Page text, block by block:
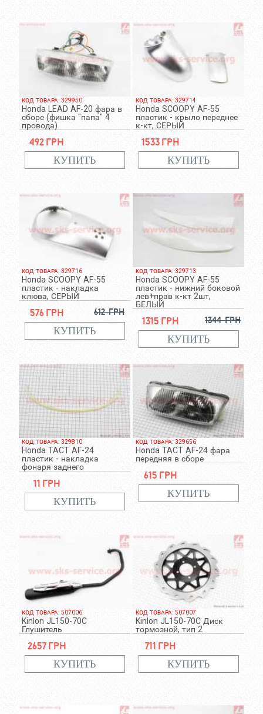
КОД ТОВАРА: 329950
Honda LEAD AF-20 фара в
сборе (фишка "папа" 4
провода)
492 грн
КОД ТОВАРА: 329714
Honda SCOOPY AF-55
пластик - крыло переднее
к-кт, СЕРЫЙ
1533 грн
КОД ТОВАРА: 329716
Honda SCOOPY AF-55
пластик - накладка
клюва, СЕРЫЙ
576 грн 612 грн
КОД ТОВАРА: 329713
Honda SCOOPY AF-55
пластик - нижний боковой
лев+прав к-кт 2шт,
БЕЛЫЙ
1315 грн 1344 грн
КОД ТОВАРА: 329810
Honda TACT AF-24
пластик - накладка
фонаря заднего
11 грн
КОД ТОВАРА: 329656
Honda TACT AF-24 фара
передняя в сборе
615 грн
КОД ТОВАРА: 507006
Kinlon JL150-70C
Глушитель
2657 грн
КОД ТОВАРА: 507007
Kinlon JL150-70C Диск
тормозной, тип 2
711 грн